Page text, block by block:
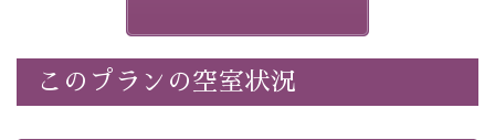
※ホタルの発生は自然条件に左右されるため、ご覧いた
だけない場合もございます。
-----------【安心への取り組み】----------
このプランの空室状況